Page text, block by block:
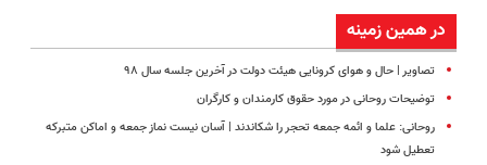
در همین زمینه
تصاویر | حال و هوای کرونایی هیئت دولت در آخرین جلسه سال ۹۸
توضیحات روحانی در مورد حقوق کارمندان و کارگران
روحانی: علما و ائمه جمعه تحجر را شکاندند | آسان نیست نماز جمعه و اماکن متبرکه
تعطیل شود